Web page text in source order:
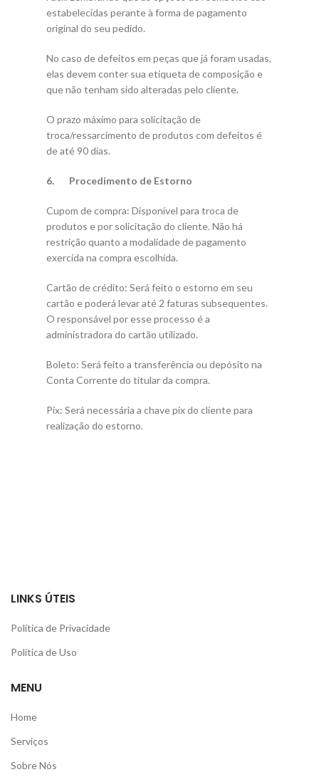
estabelecidas perante à forma de pagamento
original do seu pedido.
No caso de defeitos em peças que já foram usadas,
elas devem conter sua etiqueta de composição e
que não tenham sido alteradas pelo cliente.
O prazo máximo para solicitação de
troca/ressarcimento de produtos com defeitos é
de até 90 dias.
6. Procedimento de Estorno
Cupom de compra: Disponível para troca de
produtos e por solicitação do cliente. Não há
restrição quanto a modalidade de pagamento
exercida na compra escolhida.
Cartão de crédito: Será feito o estorno em seu
cartão e poderá levar até 2 faturas subsequentes.
O responsável por esse processo é a
administradora do cartão utilizado.
Boleto: Será feito a transferência ou depósito na
Conta Corrente do titular da compra.
Pix: Será necessária a chave pix do cliente para
realização do estorno.
LINKS ÚTEIS
Política de Privacidade
Política de Uso
MENU
Home
Serviços
Sobre Nós